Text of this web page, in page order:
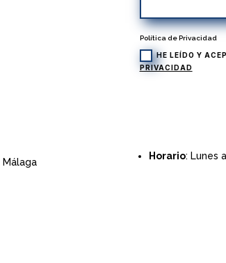
Política de Privacidad
HE LEÍDO Y
PRIVACIDAD
Málaga
Horario: Lunes